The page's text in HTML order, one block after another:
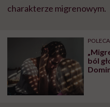
charakterze migrenowym.
ból